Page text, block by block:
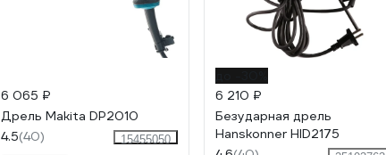
6 065 ₽
Дрель Makita DP2010
4.5(40)
15455050
6 210 ₽
Безударная дрель
Hanskonner HID2175